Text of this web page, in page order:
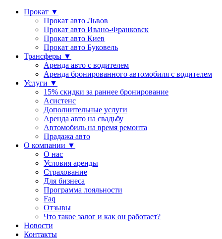
Прокат ▼
Прокат авто Львов
Прокат авто Ивано-Франковск
Прокат авто Киев
Прокат авто Буковель
Трансферы ▼
Аренда авто с водителем
Аренда бронированного автомобиля с водителем
Услуги ▼
15% скидки за раннее бронирование
Асистенс
Дополнительные услуги
Аренда авто на свадьбу
Автомобиль на время ремонта
Прадажа авто
О компании ▼
О нас
Условия аренды
Страхование
Для бизнеса
Программа лояльности
Faq
Отзывы
Что такое залог и как он работает?
Новости
Контакты